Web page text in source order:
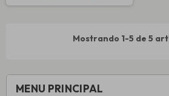
MENU PRINCIPAL
Mostrando 1-5 de 5